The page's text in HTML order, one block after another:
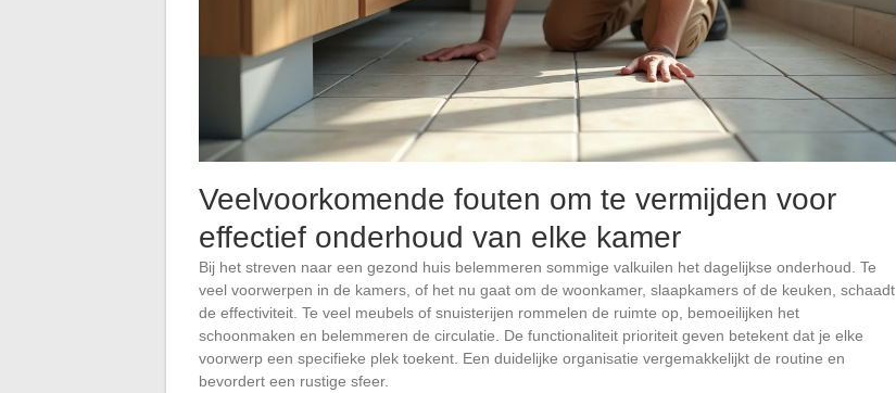
Veelvoorkomende fouten om te vermijden voor
effectief onderhoud van elke kamer
Bij het streven naar een gezond huis belemmeren sommige valkuilen het dagelijkse onderhoud. Te
veel voorwerpen in de kamers, of het nu gaat om de woonkamer, slaapkamers of de keuken, schaadt
de effectiviteit. Te veel meubels of snuisterijen rommelen de ruimte op, bemoeilijken het
schoonmaken en belemmeren de circulatie. De functionaliteit prioriteit geven betekent dat je elke
voorwerp een specifieke plek toekent. Een duidelijke organisatie vergemakkelijkt de routine en
bevordert een rustige sfeer.